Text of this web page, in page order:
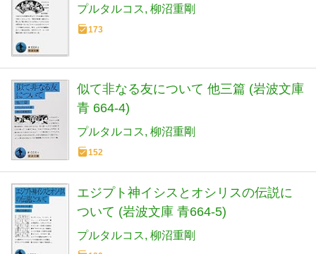
プルタルコス 柳沼重剛
173
似て非なる友について 他三篇 (岩波文庫
青 664-4)
プルタルコス 柳沼重剛
152
エジプト神イシスとオシリスの伝説に
ついて (岩波文庫 青664-5)
プルタルコス 柳沼重剛